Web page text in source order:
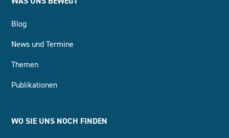
Blog
News und Termine
Themen
Publikationen
WO SIE UNS NOCH FINDEN